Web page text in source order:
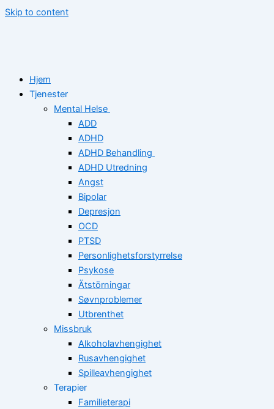
Skip to content
Hjem
Tjenester
Mental Helse
ADD
ADHD
ADHD Behandling
ADHD Utredning
Angst
Bipolar
Depresjon
OCD
PTSD
Personlighetsforstyrrelse
Psykose
Ätstörningar
Søvnproblemer
Utbrenthet
Missbruk
Alkoholavhengighet
Rusavhengighet
Spilleavhengighet
Terapier
Familieterapi